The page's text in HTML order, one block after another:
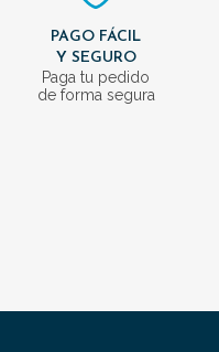
PAGO FÁCIL
Y SEGURO
Paga tu pedido
de forma segura